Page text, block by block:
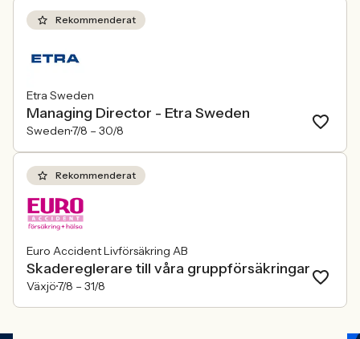
Rekommenderat
Etra Sweden
Managing Director - Etra Sweden
Sweden7/8 – 30/8
Rekommenderat
Euro Accident Livförsäkring AB
Skadereglerare till våra gruppförsäkringar
Växjö7/8 – 31/8